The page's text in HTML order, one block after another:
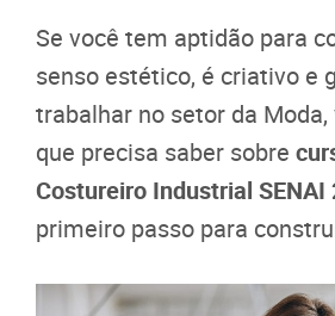
Se você tem aptidão para
senso estético, é criativo e
trabalhar no setor da
que precisa saber sobre
Costureiro Industrial SENAI
primeiro passo para